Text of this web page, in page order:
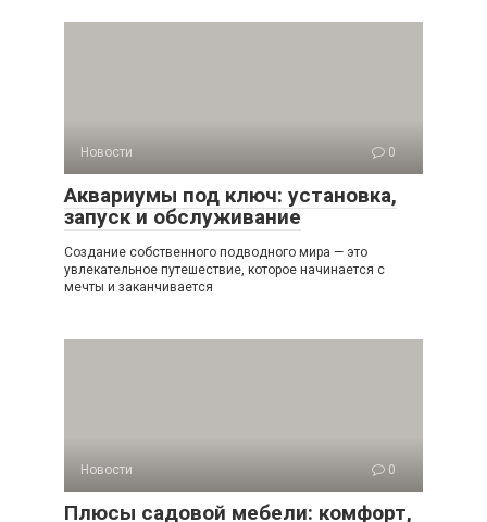
Новости 0
Аквариумы под ключ: установка,
запуск и обслуживание
Создание собственного подводного мира — это
увлекательное путешествие, которое начинается с
мечты и заканчивается
Новости 0
Плюсы садовой мебели: комфорт,